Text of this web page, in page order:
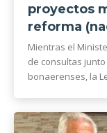
proyectos
reforma
Mientras el
de consultas
bonaerenses, la